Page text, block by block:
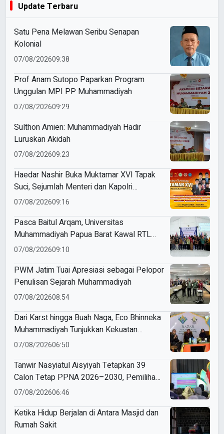
Update Terbaru
Satu Pena Melawan Seribu Senapan
Kolonial
07/08/202609:38
Prof Anam Sutopo Paparkan Program
Unggulan MPI PP Muhammadiyah
07/08/202609:29
Sulthon Amien: Muhammadiyah Hadir
Luruskan Akidah
07/08/202609:23
Haedar Nashir Buka Muktamar XVI Tapak
Suci, Sejumlah Menteri dan Kapolri
Dijadwalkan Hadir
07/08/202609:16
Pasca Baitul Arqam, Universitas
Muhammadiyah Papua Barat Kawal RTL
Peserta Selama Enam Bulan
07/08/202609:10
PWM Jatim Tuai Apresiasi sebagai Pelopor
Penulisan Sejarah Muhammadiyah
07/08/202608:54
Dari Karst hingga Buah Naga, Eco Bhinneka
Muhammadiyah Tunjukkan Kekuatan
Potensi Lokal di Muktamar Nasyiatul
07/08/202606:50
Tanwir Nasyiatul Aisyiyah Tetapkan 39
Calon Tetap PPNA 2026–2030, Pemilihan
Gunakan Sistem E-Voting
07/08/202606:46
Ketika Hidup Berjalan di Antara Masjid dan
Rumah Sakit